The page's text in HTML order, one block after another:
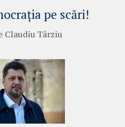
pe scări!
Claudiu Târziu